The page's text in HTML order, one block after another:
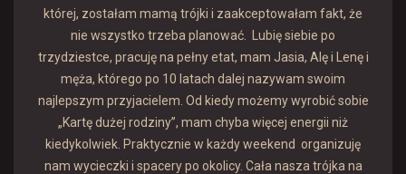
której, zostałam mamą trójki i zaakceptowałam fakt, że
nie wszystko trzeba planować. Lubię siebie po
trzydziestce, pracuję na pełny etat, mam Jasia, Alę i Lenę i
męża, którego po 10 latach dalej nazywam swoim
najlepszym przyjacielem. Od kiedy możemy wyrobić sobie
„Kartę dużej rodziny”, mam chyba więcej energii niż
kiedykolwiek. Praktycznie w każdy weekend organizuję
nam wycieczki i spacery po okolicy. Cała nasza trójka na